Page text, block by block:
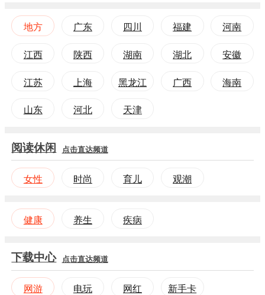
地方 广东 四川 福建 河南
江西 陕西 湖南 湖北 安徽
江苏 上海 黑龙江 广西 海南
山东 河北 天津
阅读休闲 点击直达频道
女性 时尚 育儿 观潮
健康 养生 疾病
下载中心 点击直达频道
网游 电玩 网红 新手卡